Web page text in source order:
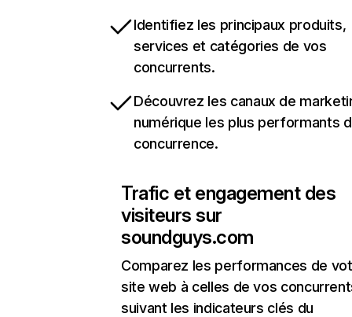
Identifiez les principaux produits,
services et catégories de vos
concurrents.
Découvrez les canaux de
numérique les plus performants
concurrence.
Trafic et engagement des
visiteurs sur
soundguys.com
Comparez les performances de
site web à celles de vos
suivant les indicateurs clés du